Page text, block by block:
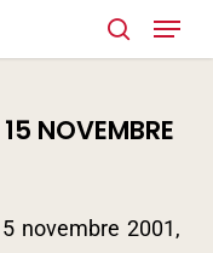
search
Menu
NOVEMBRE
novembre 2001,